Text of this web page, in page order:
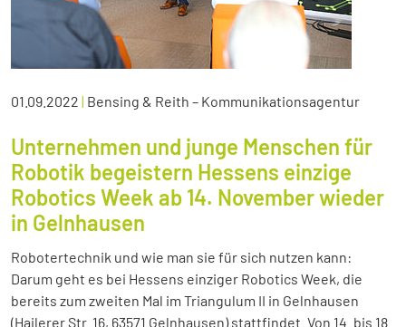
01.09.2022 | Bensing & Reith – Kommunikationsagentur
Unternehmen und junge Menschen für
Robotik begeistern Hessens einzige
Robotics Week ab 14. November wieder
in Gelnhausen
Robotertechnik und wie man sie für sich nutzen kann:
Darum geht es bei Hessens einziger Robotics Week, die
bereits zum zweiten Mal im Triangulum II in Gelnhausen
(Hailerer Str. 16, 63571 Gelnhausen) stattfindet. Von 14. bis 18.